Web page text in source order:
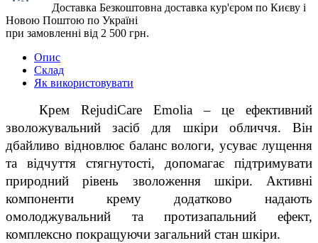
Доставка Безкоштовна доставка кур'єром по Києву і
Новою Поштою по Україні
при замовленні від 2 500 грн.
Опис
Склад
Як використовувати
Крем RejudiCare Emolia – це ефективний
зволожувальний засіб для шкіри обличчя. Він
дбайливо відновлює баланс вологи, усуває лущення
та відчуття стягнутості, допомагає підтримувати
природний рівень зволоження шкіри. Активні
компоненти крему додатково надають
омолоджувальний та протизапальний ефект,
комплексно покращуючи загальний стан шкіри.